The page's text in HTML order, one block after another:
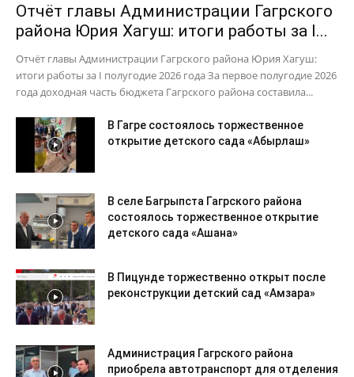
Отчёт главы Администрации Гагрского
района Юрия Хагуш: итоги работы за I...
Отчёт главы Администрации Гагрского района Юрия Хагуш:
итоги работы за I полугодие 2026 года За первое полугодие 2026
года доходная часть бюджета Гагрского района составила...
В Гагре состоялось торжественное
открытие детского сада «Абырлаш»
В селе Багрыпста Гагрского района
состоялось торжественное открытие
детского сада «Ашана»
В Пицунде торжественно открыт после
реконструкции детский сад «Амзара»
Администрация Гагрского района
приобрела автотранспорт для отделения